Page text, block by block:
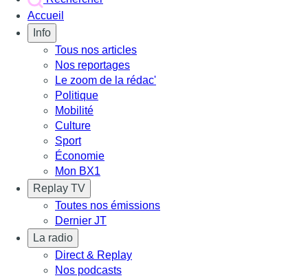
Accueil
Info
Tous nos articles
Nos reportages
Le zoom de la rédac'
Politique
Mobilité
Culture
Sport
Économie
Mon BX1
Replay TV
Toutes nos émissions
Dernier JT
La radio
Direct & Replay
Nos podcasts